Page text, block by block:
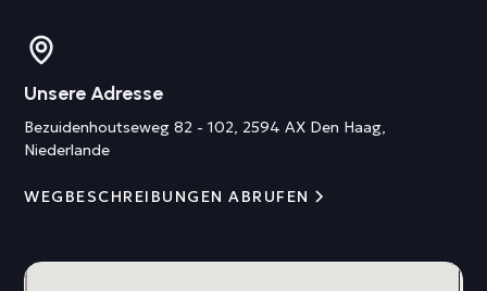
Unsere Adresse
Bezuidenhoutseweg 82 - 102, 2594 AX Den Haag,
Niederlande
WEGBESCHREIBUNGEN ABRUFEN